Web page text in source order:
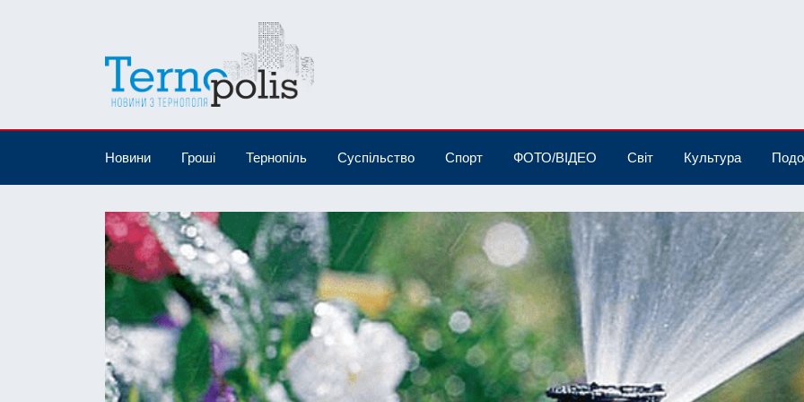
Новини Гроші Тернопіль Суспільство Спорт ФОТО/ВІДЕО Світ Культура